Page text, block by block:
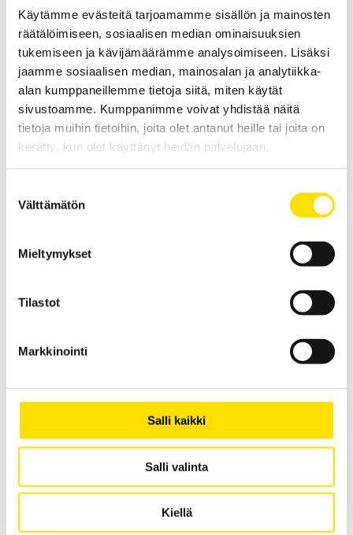
Käytämme evästeitä tarjoamamme sisällön ja mainosten
räätälöimiseen, sosiaalisen median ominaisuuksien
tukemiseen ja kävijämäärämme analysoimiseen. Lisäksi
jaamme sosiaalisen median, mainosalan ja analytiikka-
alan kumppaneillemme tietoja siitä, miten käytät
sivustoamme. Kumppanimme voivat yhdistää näitä
tietoja muihin tietoihin, joita olet antanut heille tai joita on
kerätty, kun olet käyttänyt heidän palvelujaan.
valinta
Välttämätön
Mieltymykset
Tilastot
Markkinointi
Salli kaikki
Salli valinta
Kiellä
Mecmesin VFG Digitaalinen dynamometri
Mecmesin VFG Digitaalinen dynamometri.
omaavat nollalla alkavan mittausalueen ja
maksimikapasiteetit ovat välillä 2,5 ja 2500 N.
Mecmesin ILC-T lastceller
Lastcell ILC-T tillhörande Multitest -i & -xt, vaianter 10 kN & 25 kN.
LUE LISÄÄ